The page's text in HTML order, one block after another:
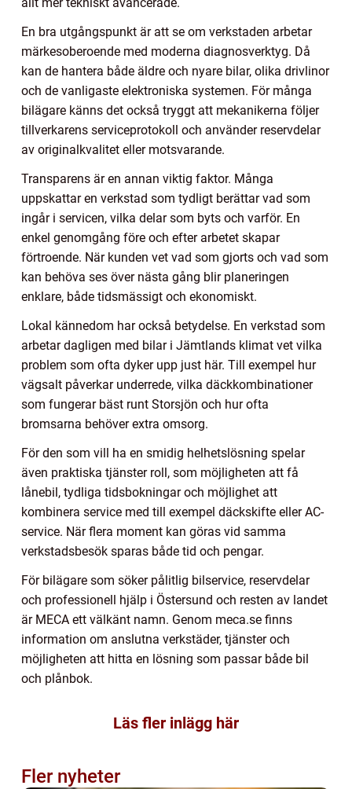
En bra utgångspunkt är att se om verkstaden arbetar
märkesoberoende med moderna diagnosverktyg. Då
kan de hantera både äldre och nyare bilar, olika drivlinor
och de vanligaste elektroniska systemen. För många
bilägare känns det också tryggt att mekanikerna följer
tillverkarens serviceprotokoll och använder reservdelar
av originalkvalitet eller motsvarande.
Transparens är en annan viktig faktor. Många
uppskattar en verkstad som tydligt berättar vad som
ingår i servicen, vilka delar som byts och varför. En
enkel genomgång före och efter arbetet skapar
förtroende. När kunden vet vad som gjorts och vad som
kan behöva ses över nästa gång blir planeringen
enklare, både tidsmässigt och ekonomiskt.
Lokal kännedom har också betydelse. En verkstad som
arbetar dagligen med bilar i Jämtlands klimat vet vilka
problem som ofta dyker upp just här. Till exempel hur
vägsalt påverkar underrede, vilka däckkombinationer
som fungerar bäst runt Storsjön och hur ofta
bromsarna behöver extra omsorg.
För den som vill ha en smidig helhetslösning spelar
även praktiska tjänster roll, som möjligheten att få
lånebil, tydliga tidsbokningar och möjlighet att
kombinera service med till exempel däckskifte eller AC-
service. När flera moment kan göras vid samma
verkstadsbesök sparas både tid och pengar.
För bilägare som söker pålitlig bilservice, reservdelar
och professionell hjälp i Östersund och resten av landet
är MECA ett välkänt namn. Genom meca.se finns
information om anslutna verkstäder, tjänster och
möjligheten att hitta en lösning som passar både bil
och plånbok.
Läs fler inlägg här
Fler nyheter